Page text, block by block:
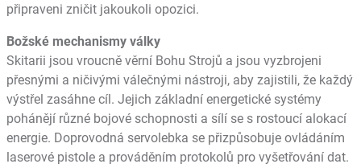
připraveni zničit jakoukoli opozici.
Božské mechanismy války
Skitarii jsou vroucně věrní Bohu Strojů a jsou vyzbrojeni
přesnými a ničivými válečnými nástroji, aby zajistili, že každý
výstřel zasáhne cíl. Jejich základní energetické systémy
pohánějí různé bojové schopnosti a sílí se s rostoucí alokací
energie. Doprovodná servolebka se přizpůsobuje ovládáním
laserové pistole a prováděním protokolů pro vyšetřování dat.